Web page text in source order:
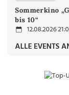
Sommerkino
bis 10“
12.08.2026
ALLE EVENTS